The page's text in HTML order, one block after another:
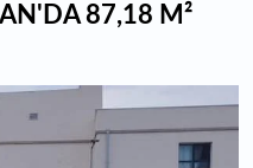
87,18 M²